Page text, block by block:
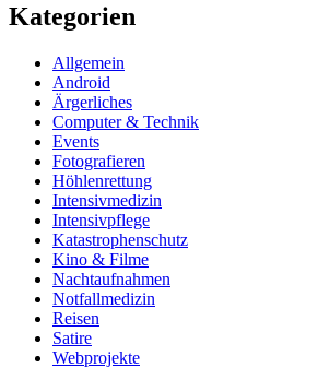
Kategorien
Allgemein
Android
Ärgerliches
Computer & Technik
Events
Fotografieren
Höhlenrettung
Intensivmedizin
Intensivpflege
Katastrophenschutz
Kino & Filme
Nachtaufnahmen
Notfallmedizin
Reisen
Satire
Webprojekte